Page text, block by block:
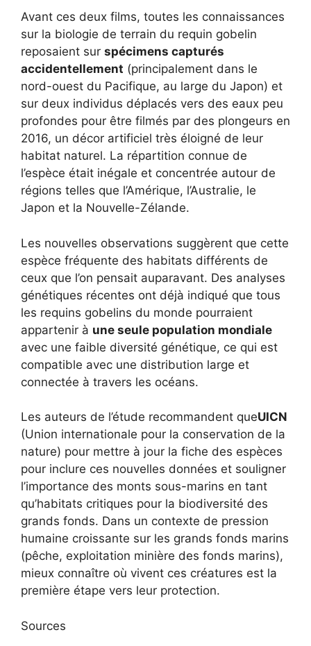
Avant ces deux films, toutes les connaissances
sur la biologie de terrain du requin gobelin
reposaient sur spécimens capturés
accidentellement (principalement dans le
nord-ouest du Pacifique, au large du Japon) et
sur deux individus déplacés vers des eaux peu
profondes pour être filmés par des plongeurs en
2016, un décor artificiel très éloigné de leur
habitat naturel. La répartition connue de
l’espèce était inégale et concentrée autour de
régions telles que l’Amérique, l’Australie, le
Japon et la Nouvelle-Zélande.
Les nouvelles observations suggèrent que cette
espèce fréquente des habitats différents de
ceux que l’on pensait auparavant. Des analyses
génétiques récentes ont déjà indiqué que tous
les requins gobelins du monde pourraient
appartenir à une seule population mondiale
avec une faible diversité génétique, ce qui est
compatible avec une distribution large et
connectée à travers les océans.
Les auteurs de l’étude recommandent queUICN
(Union internationale pour la conservation de la
nature) pour mettre à jour la fiche des espèces
pour inclure ces nouvelles données et souligner
l’importance des monts sous-marins en tant
qu’habitats critiques pour la biodiversité des
grands fonds. Dans un contexte de pression
humaine croissante sur les grands fonds marins
(pêche, exploitation minière des fonds marins),
mieux connaître où vivent ces créatures est la
première étape vers leur protection.
Sources